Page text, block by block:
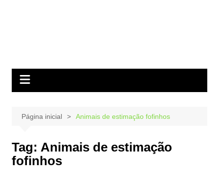
Página inicial Animais de estimação fofinhos
Tag: Animais de estimação
fofinhos